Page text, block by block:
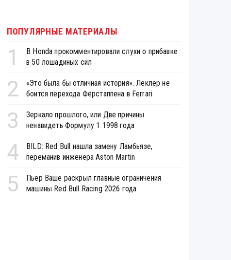
ПОПУЛЯРНЫЕ МАТЕРИАЛЫ
1
В Honda прокомментировали слухи о прибавке
в 50 лошадиных сил
2
«Это была бы отличная история». Леклер не
боится перехода Ферстаппена в Ferrari
3
Зеркало прошлого, или Две причины
ненавидеть Формулу 1 1998 года
4
BILD: Red Bull нашла замену Ламбьязе,
переманив инженера Aston Martin
5
Пьер Ваше раскрыл главные ограничения
машины Red Bull Racing 2026 года